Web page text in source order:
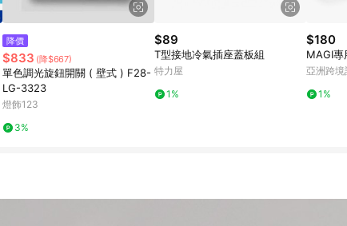
降價
$833 (降$667)
單色調光旋鈕開關 ( 壁式 ) F28-
LG-3323
燈飾123
3%
$89
T型接地冷氣插座蓋板組
特力屋
1%
$180
MAGI專
亞洲跨
1%